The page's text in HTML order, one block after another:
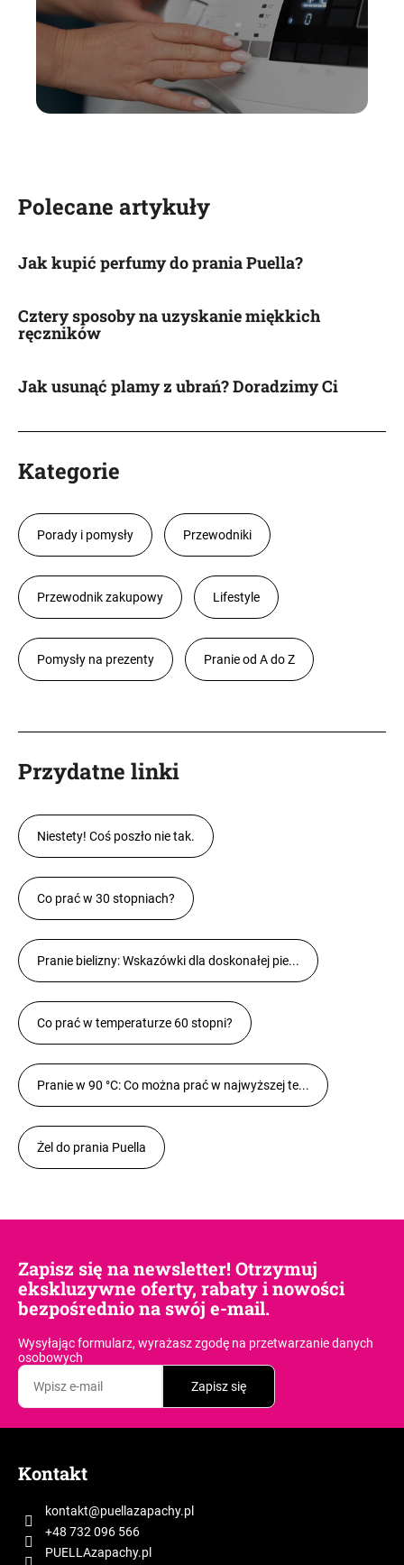
Polecane artykuły
Jak kupić perfumy do prania Puella?
Cztery sposoby na uzyskanie miękkich
ręczników
Jak usunąć plamy z ubrań? Doradzimy Ci
Kategorie
Porady i pomysły Przewodniki
Przewodnik zakupowy Lifestyle
Pomysły na prezenty Pranie od A do Z
Przydatne linki
Niestety! Coś poszło nie tak.
Co prać w 30 stopniach?
Pranie bielizny: Wskazówki dla doskonałej pie...
Co prać w temperaturze 60 stopni?
Pranie w 90 °C: Co można prać w najwyższej te...
Żel do prania Puella
Zapisz się na newsletter! Otrzymuj
ekskluzywne oferty, rabaty i nowości
bezpośrednio na swój e-mail.
Wysyłając formularz, wyrażasz zgodę na przetwarzanie danych
osobowych
Zapisz się
Kontakt
kontakt@puellazapachy.pl
+48 732 096 566
PUELLAzapachy.pl